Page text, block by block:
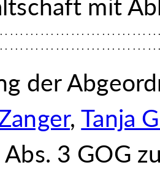
mit
der
,Tanja
3 GOG